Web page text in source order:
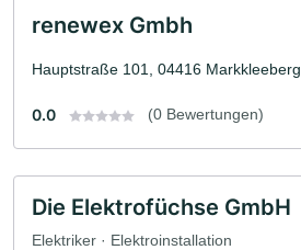
renewex Gmbh
Hauptstraße 101, 04416 Markkleeberg
0.0 (0 Bewertungen)
Die Elektrofüchse GmbH
Elektriker · Elektroinstallation